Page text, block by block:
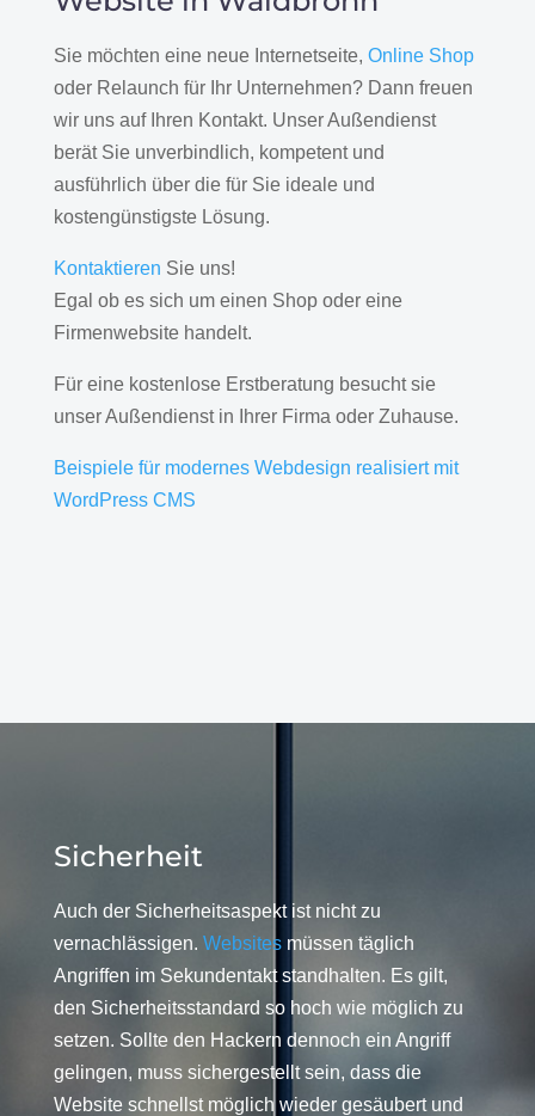
Sie möchten eine neue Internetseite, Online Shop
oder Relaunch für Ihr Unternehmen? Dann freuen
wir uns auf Ihren Kontakt. Unser Außendienst
berät Sie unverbindlich, kompetent und
ausführlich über die für Sie ideale und
kostengünstigste Lösung.
Kontaktieren Sie uns!
Egal ob es sich um einen Shop oder eine
Firmenwebsite handelt.
Für eine kostenlose Erstberatung besucht sie
unser Außendienst in Ihrer Firma oder Zuhause.
Beispiele für modernes Webdesign realisiert mit
WordPress CMS
Sicherheit
Auch der Sicherheitsaspekt ist nicht zu
vernachlässigen. Websitesmüssen täglich
Angriffen im Sekundentakt standhalten. Es gilt,
den Sicherheitsstandard so hoch wie möglich zu
setzen. Sollte den Hackern dennoch ein Angriff
gelingen, muss sichergestellt sein, dass die
Website schnellst möglich wieder gesäubert und